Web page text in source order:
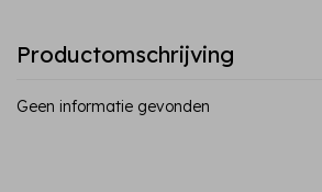
Productomschrijving
Geen informatie gevonden